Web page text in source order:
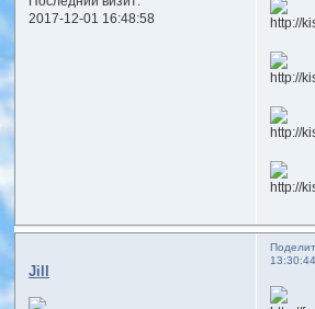
2017-12-01 16:48:58
13:30:44
Jill